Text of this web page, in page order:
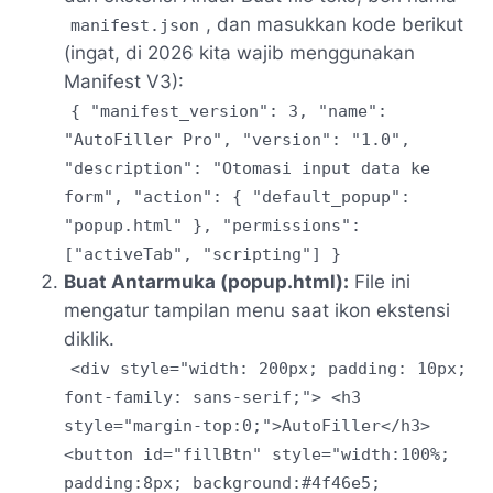
manifest.json , dan masukkan kode berikut
(ingat, di 2026 kita wajib menggunakan
Manifest V3):
{ "manifest_version": 3, "name":
"AutoFiller Pro", "version": "1.0",
"description": "Otomasi input data ke
form", "action": { "default_popup":
"popup.html" }, "permissions":
["activeTab", "scripting"] }
Buat Antarmuka (popup.html): File ini
mengatur tampilan menu saat ikon ekstensi
diklik.
<div style="width: 200px; padding: 10px;
font-family: sans-serif;"> <h3
style="margin-top:0;">AutoFiller</h3>
<button id="fillBtn" style="width:100%;
padding:8px; background:#4f46e5;